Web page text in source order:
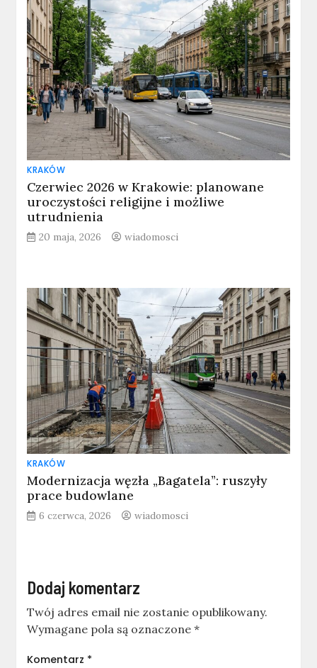
KRAKÓW
Czerwiec 2026 w Krakowie: planowane
uroczystości religijne i możliwe
utrudnienia
20 maja, 2026 wiadomosci
KRAKÓW
Modernizacja węzła „Bagatela”: ruszyły
prace budowlane
6 czerwca, 2026 wiadomosci
Dodaj komentarz
Twój adres email nie zostanie opublikowany.
Wymagane pola są oznaczone*
Komentarz *